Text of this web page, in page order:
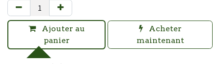
Ajouter au
panier
Acheter
maintenant